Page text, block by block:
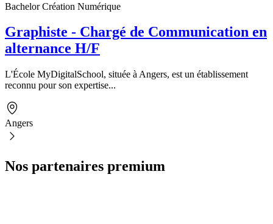
Bachelor Création Numérique
Graphiste - Chargé de Communication en
alternance H/F
L'École MyDigitalSchool, située à Angers, est un établissement
reconnu pour son expertise...
Angers
Nos partenaires premium